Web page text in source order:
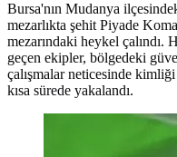
Bursa'nın Mudanya
mezarlıkta şehit Piyade
mezarındaki heykel çalındı.
geçen ekipler, bölgedeki
çalışmalar neticesinde
kısa sürede yakalandı.